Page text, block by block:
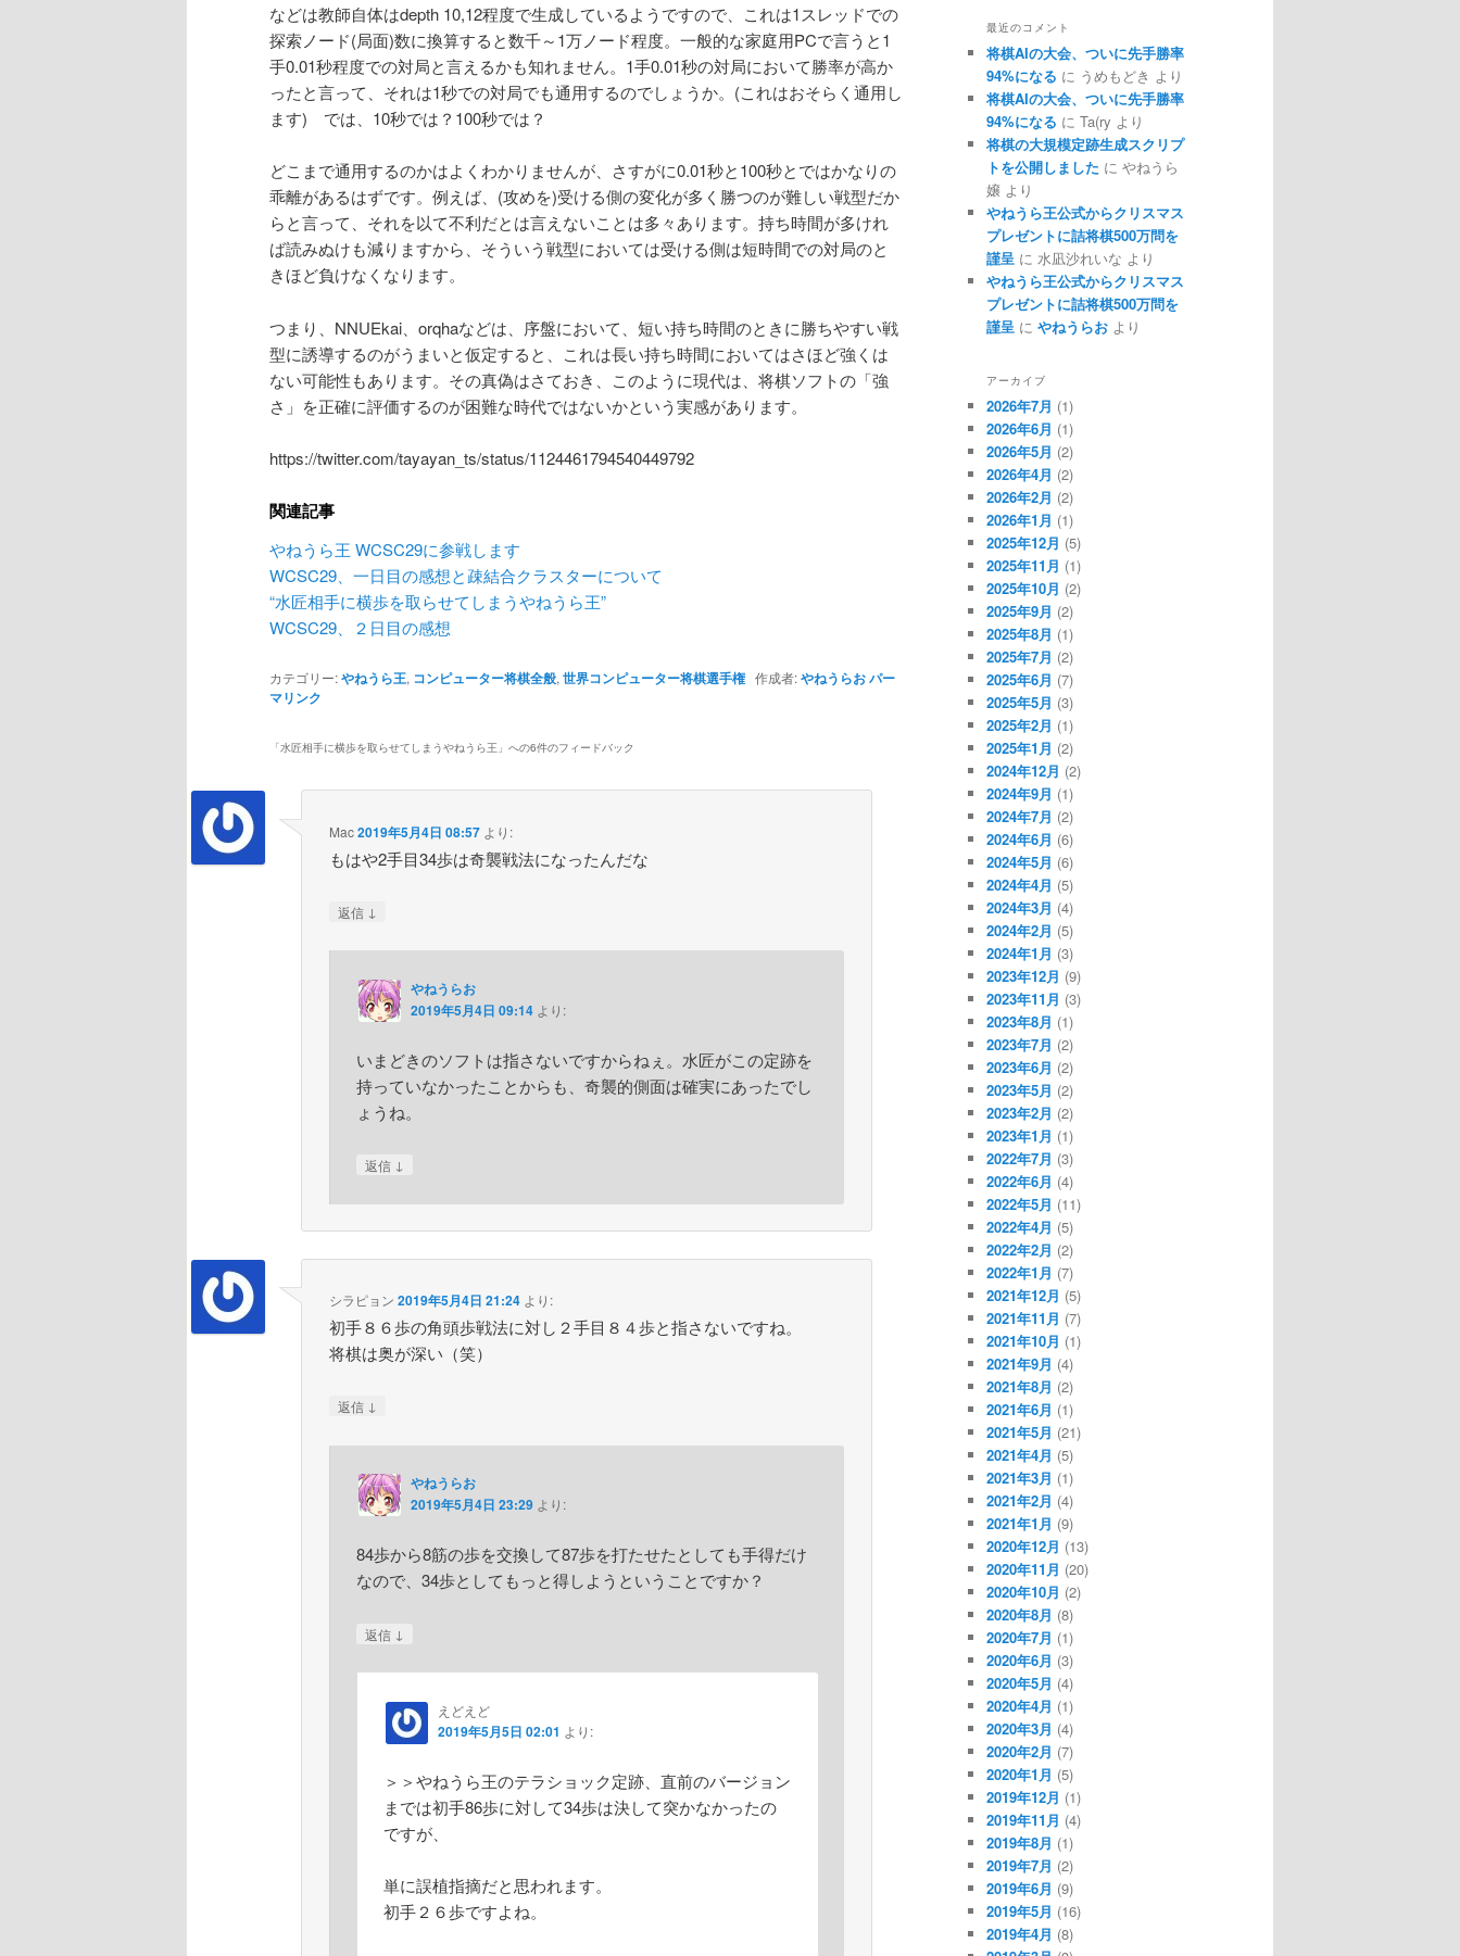
などは教師自体はdepth 10,12程度で生成しているようですので、これは1スレッドでの
探索ノード(局面)数に換算すると数千～1万ノード程度。一般的な家庭用PCで言うと1
手0.01秒程度での対局と言えるかも知れません。1手0.01秒の対局において勝率が高か
ったと言って、それは1秒での対局でも通用するのでしょうか。(これはおそらく通用し
ます) では、10秒では？100秒では？
どこまで通用するのかはよくわかりませんが、さすがに0.01秒と100秒とではかなりの
乖離があるはずです。例えば、(攻めを)受ける側の変化が多く勝つのが難しい戦型だか
らと言って、それを以て不利だとは言えないことは多々あります。持ち時間が多けれ
ば読みぬけも減りますから、そういう戦型においては受ける側は短時間での対局のと
きほど負けなくなります。
つまり、NNUEkai、orqhaなどは、序盤において、短い持ち時間のときに勝ちやすい戦
型に誘導するのがうまいと仮定すると、これは長い持ち時間においてはさほど強くは
ない可能性もあります。その真偽はさておき、このように現代は、将棋ソフトの「強
さ」を正確に評価するのが困難な時代ではないかという実感があります。
https://twitter.com/tayayan_ts/status/1124461794540449792
関連記事
やねうら王 WCSC29に参戦します
WCSC29、一日目の感想と疎結合クラスターについて
“水匠相手に横歩を取らせてしまうやねうら王”
WCSC29、２日目の感想
カテゴリー:やねうら王, コンピューター将棋全般, 世界コンピューター将棋選手権 作成者:やねうらおパー
マリンク
「水匠相手に横歩を取らせてしまうやねうら王 」への6件のフィードバック
Mac 2019年5月4日 08:57 より:
もはや2手目34歩は奇襲戦法になったんだな
返信 ↓
やねうらお
2019年5月4日 09:14 より:
いまどきのソフトは指さないですからねぇ。水匠がこの定跡を
持っていなかったことからも、奇襲的側面は確実にあったでし
ょうね。
返信 ↓
シラピョン 2019年5月4日 21:24 より:
初手８６歩の角頭歩戦法に対し２手目８４歩と指さないですね。
将棋は奥が深い（笑）
返信 ↓
やねうらお
2019年5月4日 23:29 より:
84歩から8筋の歩を交換して87歩を打たせたとしても手得だけ
なので、34歩としてもっと得しようということですか？
返信 ↓
えどえど
2019年5月5日 02:01 より:
＞＞やねうら王のテラショック定跡、直前のバージョン
までは初手86歩に対して34歩は決して突かなかったの
ですが、
単に誤植指摘だと思われます。
初手２６歩ですよね。
最近のコメント
将棋AIの大会、ついに先手勝率
94%になる に うめもどき より
将棋AIの大会、ついに先手勝率
94%になる に Ta(ry より
将棋の大規模定跡生成スクリプ
トを公開しました に やねうら
嬢 より
やねうら王公式からクリスマス
プレゼントに詰将棋500万問を
謹呈 に 水凪沙れいな より
やねうら王公式からクリスマス
プレゼントに詰将棋500万問を
謹呈 に やねうらお より
アーカイブ
2026年7月 (1)
2026年6月 (1)
2026年5月 (2)
2026年4月 (2)
2026年2月 (2)
2026年1月 (1)
2025年12月 (5)
2025年11月 (1)
2025年10月 (2)
2025年9月 (2)
2025年8月 (1)
2025年7月 (2)
2025年6月 (7)
2025年5月 (3)
2025年2月 (1)
2025年1月 (2)
2024年12月 (2)
2024年9月 (1)
2024年7月 (2)
2024年6月 (6)
2024年5月 (6)
2024年4月 (5)
2024年3月 (4)
2024年2月 (5)
2024年1月 (3)
2023年12月 (9)
2023年11月 (3)
2023年8月 (1)
2023年7月 (2)
2023年6月 (2)
2023年5月 (2)
2023年2月 (2)
2023年1月 (1)
2022年7月 (3)
2022年6月 (4)
2022年5月 (11)
2022年4月 (5)
2022年2月 (2)
2022年1月 (7)
2021年12月 (5)
2021年11月 (7)
2021年10月 (1)
2021年9月 (4)
2021年8月 (2)
2021年6月 (1)
2021年5月 (21)
2021年4月 (5)
2021年3月 (1)
2021年2月 (4)
2021年1月 (9)
2020年12月 (13)
2020年11月 (20)
2020年10月 (2)
2020年8月 (8)
2020年7月 (1)
2020年6月 (3)
2020年5月 (4)
2020年4月 (1)
2020年3月 (4)
2020年2月 (7)
2020年1月 (5)
2019年12月 (1)
2019年11月 (4)
2019年8月 (1)
2019年7月 (2)
2019年6月 (9)
2019年5月 (16)
2019年4月 (8)